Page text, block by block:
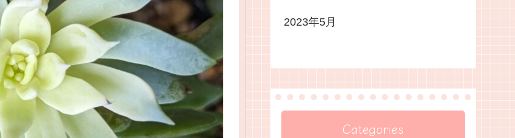
2023年5月
Categories